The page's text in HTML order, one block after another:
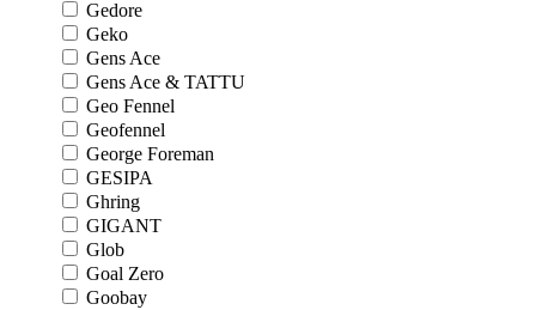
Gedore
Geko
Gens Ace
Gens Ace & TATTU
Geo Fennel
Geofennel
George Foreman
GESIPA
Ghring
GIGANT
Glob
Goal Zero
Goobay